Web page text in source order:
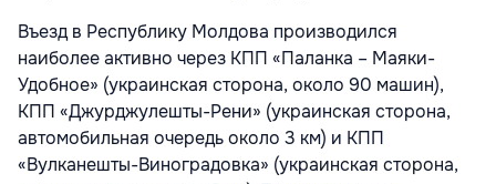
Въезд в Республику Молдова производился
наиболее активно через КПП «Паланка – Маяки-
Удобное» (украинская сторона, около 90 машин),
КПП «Джурджулешты-Рени» (украинская сторона,
автомобильная очередь около 3 км) и КПП
«Вулканешты-Виноградовка» (украинская сторона,